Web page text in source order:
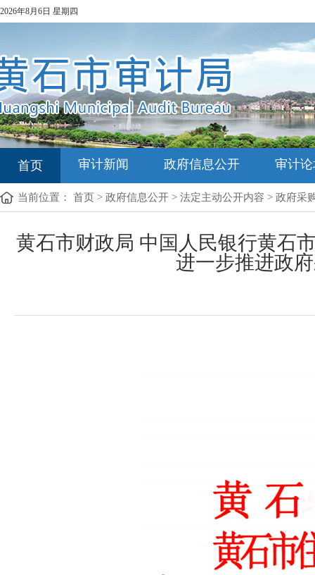
2026年8月6日 星期四
首页 审计新闻 政府信息公开 审计
当前位置： 首页 > 政府信息公开 > 法定主动公开内容 > 政府采
黄石市财政局 中国人民银行黄石
进一步推进政